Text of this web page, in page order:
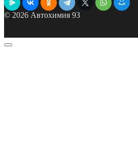
© 2026 Автохимия 93